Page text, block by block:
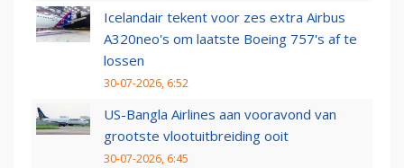
Icelandair tekent voor zes extra Airbus
A320neo's om laatste Boeing 757's af te
lossen
30-07-2026, 6:52
US-Bangla Airlines aan vooravond van
grootste vlootuitbreiding ooit
30-07-2026, 6:45